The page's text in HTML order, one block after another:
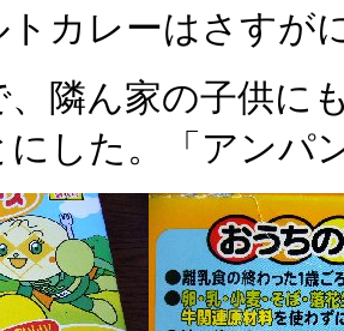
トカレーはさすが
隣ん家の子供に
した。「アンパ